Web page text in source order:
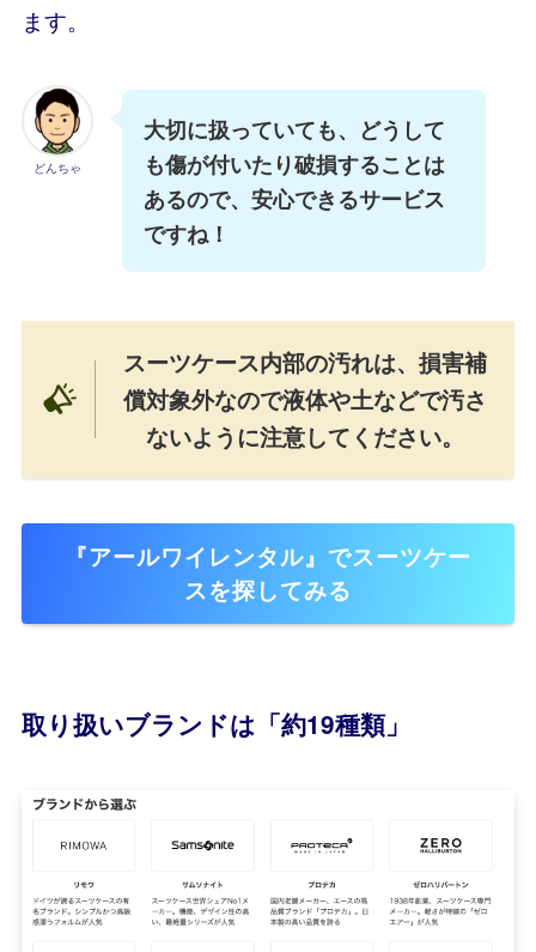
ます。
どんちゃ
大切に扱っていても、どうして
も傷が付いたり破損することは
あるので、安心できるサービス
ですね！
スーツケース内部の汚れは、損害補
償対象外なので液体や土などで汚さ
ないように注意してください。
『アールワイレンタル』でスーツケー
スを探してみる
取り扱いブランドは「約19種類」